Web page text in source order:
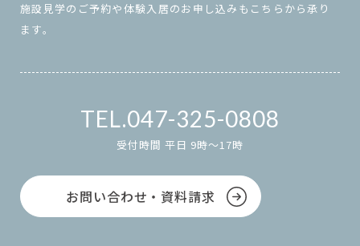
施設見学のご予約や体験入居のお申し込みもこちらから承り
ます。
047-325-0808
受付時間 平日 9時～17時
お問い合わせ・資料請求